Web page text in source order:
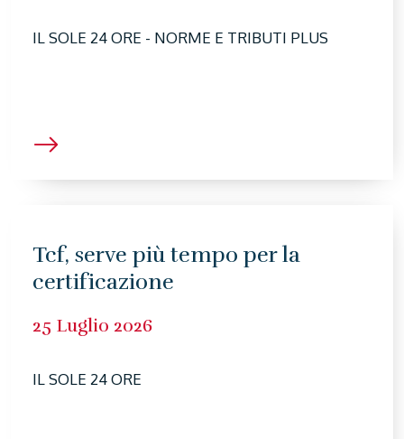
IL SOLE 24 ORE - NORME E TRIBUTI PLUS
Tcf, serve più tempo per la
certificazione
25 Luglio 2026
IL SOLE 24 ORE